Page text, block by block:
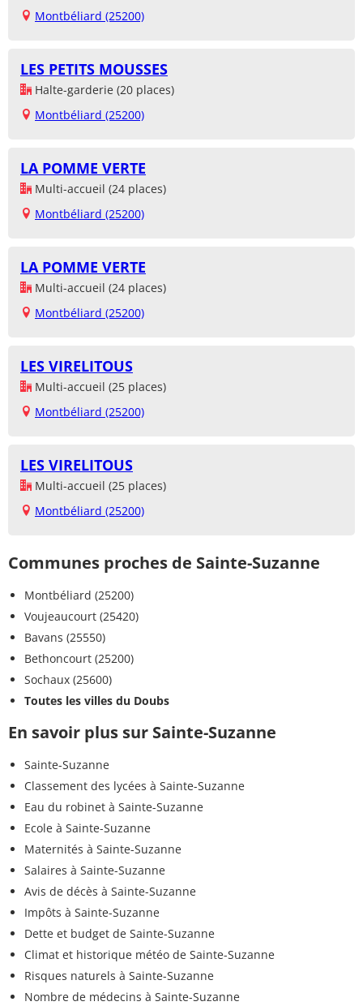
Montbéliard (25200)
LES PETITS MOUSSES
Halte-garderie (20 places)
Montbéliard (25200)
LA POMME VERTE
Multi-accueil (24 places)
Montbéliard (25200)
LA POMME VERTE
Multi-accueil (24 places)
Montbéliard (25200)
LES VIRELITOUS
Multi-accueil (25 places)
Montbéliard (25200)
LES VIRELITOUS
Multi-accueil (25 places)
Montbéliard (25200)
Communes proches de Sainte-Suzanne
Montbéliard (25200)
Voujeaucourt (25420)
Bavans (25550)
Bethoncourt (25200)
Sochaux (25600)
Toutes les villes du Doubs
En savoir plus sur Sainte-Suzanne
Sainte-Suzanne
Classement des lycées à Sainte-Suzanne
Eau du robinet à Sainte-Suzanne
Ecole à Sainte-Suzanne
Maternités à Sainte-Suzanne
Salaires à Sainte-Suzanne
Avis de décès à Sainte-Suzanne
Impôts à Sainte-Suzanne
Dette et budget de Sainte-Suzanne
Climat et historique météo de Sainte-Suzanne
Risques naturels à Sainte-Suzanne
Nombre de médecins à Sainte-Suzanne